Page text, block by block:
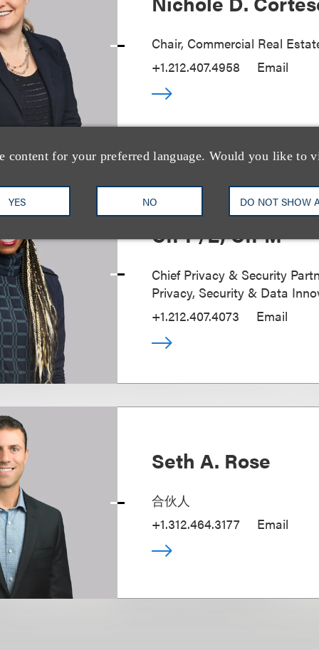
content for your preferred language. Would you like to
YES NO DO NOT SHOW
Chair, Commercial Real
+1.212.407.4958
Email
Jessica B. Lee
CIPP/E, CIPM
Chief Privacy & Security
Privacy, Security & Data
+1.212.407.4073
Email
Seth A. Rose
合伙人
+1.312.464.3177
Email